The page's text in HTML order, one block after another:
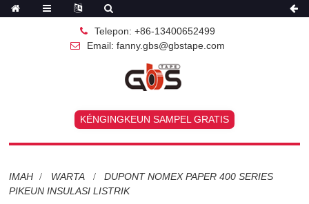
Telepon: +86-13400652499
Email: fanny.gbs@gbstape.com
KÉNGINGKEUN SAMPEL GRATIS
IMAH WARTA
DUPONT NOMEX PAPER 400 SERIES
PIKEUN INSULASI LISTRIK